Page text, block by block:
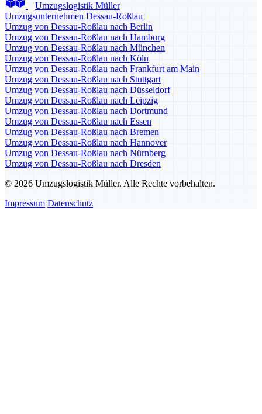
Umzugslogistik Müller
Umzugsunternehmen Dessau-Roßlau
Umzug von Dessau-Roßlau nach Berlin
Umzug von Dessau-Roßlau nach Hamburg
Umzug von Dessau-Roßlau nach München
Umzug von Dessau-Roßlau nach Köln
Umzug von Dessau-Roßlau nach Frankfurt am Main
Umzug von Dessau-Roßlau nach Stuttgart
Umzug von Dessau-Roßlau nach Düsseldorf
Umzug von Dessau-Roßlau nach Leipzig
Umzug von Dessau-Roßlau nach Dortmund
Umzug von Dessau-Roßlau nach Essen
Umzug von Dessau-Roßlau nach Bremen
Umzug von Dessau-Roßlau nach Hannover
Umzug von Dessau-Roßlau nach Nürnberg
Umzug von Dessau-Roßlau nach Dresden
© 2026 Umzugslogistik Müller. Alle Rechte vorbehalten.
Impressum Datenschutz